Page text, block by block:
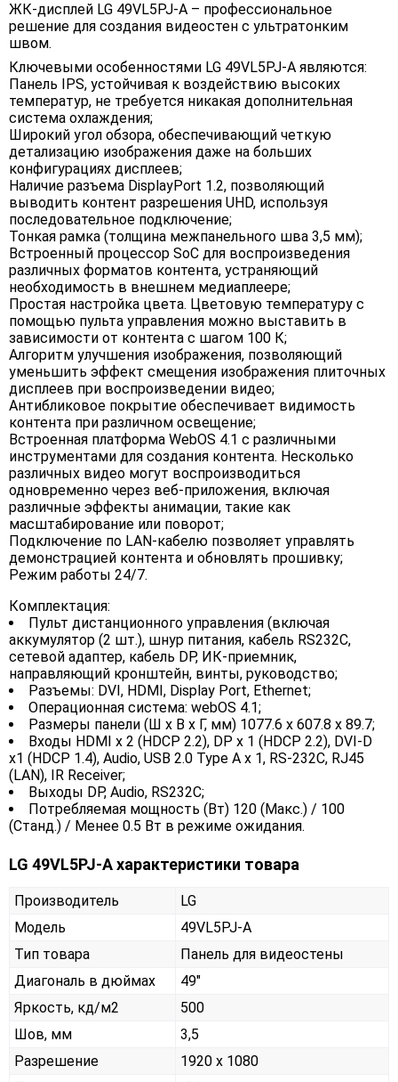
ЖК-дисплей LG 49VL5PJ-A – профессиональное
решение для создания видеостен с ультратонким
швом.
Ключевыми особенностями LG 49VL5PJ-A являются:
Панель IPS, устойчивая к воздействию высоких
температур, не требуется никакая дополнительная
система охлаждения;
Широкий угол обзора, обеспечивающий четкую
детализацию изображения даже на больших
конфигурациях дисплеев;
Наличие разъема DisplayPort 1.2, позволяющий
выводить контент разрешения UHD, используя
последовательное подключение;
Тонкая рамка (толщина межпанельного шва 3,5 мм);
Встроенный процессор SoC для воспроизведения
различных форматов контента, устраняющий
необходимость в внешнем медиаплеере;
Простая настройка цвета. Цветовую температуру с
помощью пульта управления можно выставить в
зависимости от контента с шагом 100 К;
Алгоритм улучшения изображения, позволяющий
уменьшить эффект смещения изображения плиточных
дисплеев при воспроизведении видео;
Антибликовое покрытие обеспечивает видимость
контента при различном освещение;
Встроенная платформа WebOS 4.1 с различными
инструментами для создания контента. Несколько
различных видео могут воспроизводиться
одновременно через веб-приложения, включая
различные эффекты анимации, такие как
масштабирование или поворот;
Подключение по LAN-кабелю позволяет управлять
демонстрацией контента и обновлять прошивку;
Режим работы 24/7.
Комплектация:
Пульт дистанционного управления (включая
аккумулятор (2 шт.), шнур питания, кабель RS232C,
сетевой адаптер, кабель DP, ИК-приемник,
направляющий кронштейн, винты, руководство;
Разъемы: DVI, HDMI, Display Port, Ethernet;
Операционная система: webOS 4.1;
Размеры панели (Ш х В х Г, мм) 1077.6 x 607.8 x 89.7;
Входы HDMI x 2 (HDCP 2.2), DP x 1 (HDCP 2.2), DVI-D
x1 (HDCP 1.4), Audio, USB 2.0 Type A x 1, RS-232C, RJ45
(LAN), IR Receiver;
Выходы DP, Audio, RS232C;
Потребляемая мощность (Вт) 120 (Макс.) / 100
(Станд.) / Менее 0.5 Вт в режиме ожидания.
LG 49VL5PJ-A характеристики товара
Производитель
LG
Модель
49VL5PJ-A
Тип товара
Панель для видеостены
Диагональ в дюймах
49"
Яркость, кд/м2
500
Шов, мм
3,5
Разрешение
1920 x 1080